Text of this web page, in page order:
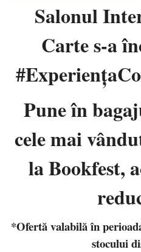
Salonul
Carte s-a
Pune în
cele mai
la Bookfest,
*Ofertă valabilă în
stocului